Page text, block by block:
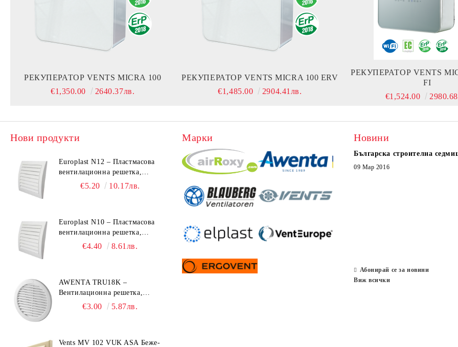
РЕКУПЕРАТОР VENTS MICRA 100
€1,350.00
2640.37лв.
РЕКУПЕРАТОР VENTS MICRA 100 ERV
€1,485.00
2904.41лв.
РЕКУПЕРАТОР VENTS MICRA 100 WI-
FI
€1,524.00
Нови продукти
Europlast N12 – Пластмасова
вентилационна решетка,
190x190 mm
€5.20 10.17лв.
Europlast N10 – Пластмасова
вентилационна решетка,
153x148 mm
€4.40 8.61лв.
AWENTA TRU18K –
Вентилационна решетка,
Ø150 mm, ABS пластмаса
€3.00 5.87лв.
Vents MV 102 VUK ASA Беже-
Марки Новини
Българска строителна
09 Мар 2016
Абонирай се за новини
Виж всички